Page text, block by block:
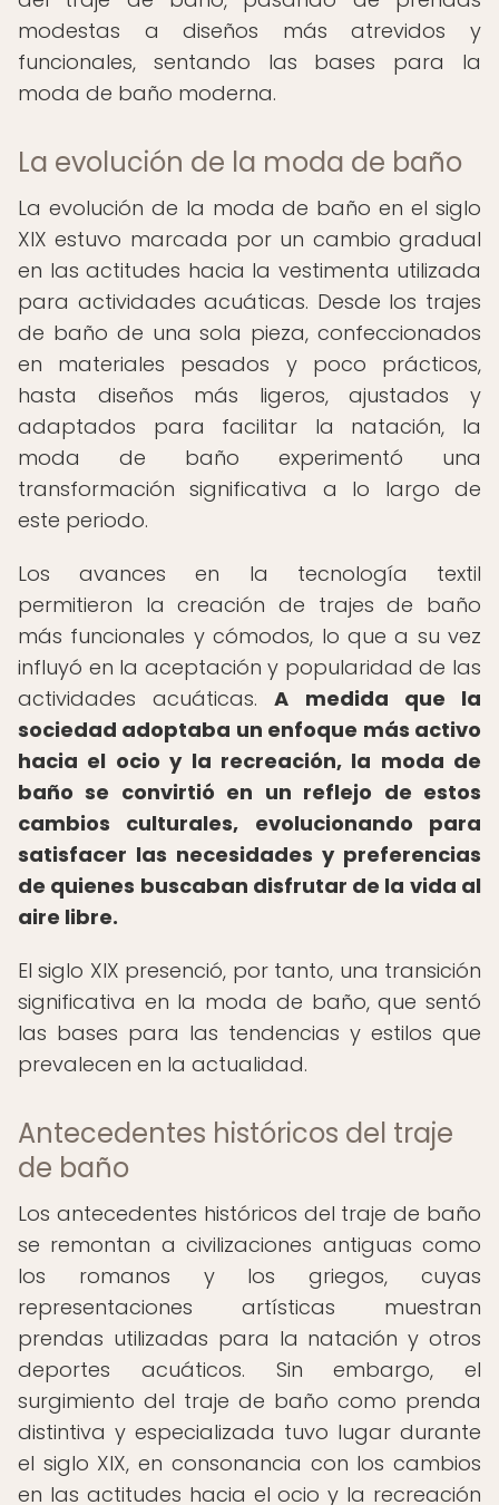
modestas a diseños más atrevidos y
funcionales, sentando las bases para la
moda de baño moderna.
La evolución de la moda de baño
La evolución de la moda de baño en el siglo
XIX estuvo marcada por un cambio gradual
en las actitudes hacia la vestimenta utilizada
para actividades acuáticas. Desde los trajes
de baño de una sola pieza, confeccionados
en materiales pesados y poco prácticos,
hasta diseños más ligeros, ajustados y
adaptados para facilitar la natación, la
moda de baño experimentó una
transformación significativa a lo largo de
este periodo.
Los avances en la tecnología textil
permitieron la creación de trajes de baño
más funcionales y cómodos, lo que a su vez
influyó en la aceptación y popularidad de las
actividades acuáticas.A medida que la
sociedad adoptaba un enfoque más activo
hacia el ocio y la recreación, la moda de
baño se convirtió en un reflejo de estos
cambios culturales, evolucionando para
satisfacer las necesidades y preferencias
de quienes buscaban disfrutar de la vida al
aire libre.
El siglo XIX presenció, por tanto, una transición
significativa en la moda de baño, que sentó
las bases para las tendencias y estilos que
prevalecen en la actualidad.
Antecedentes históricos del traje
de baño
Los antecedentes históricos del traje de baño
se remontan a civilizaciones antiguas como
los romanos y los griegos, cuyas
representaciones artísticas muestran
prendas utilizadas para la natación y otros
deportes acuáticos. Sin embargo, el
surgimiento del traje de baño como prenda
distintiva y especializada tuvo lugar durante
el siglo XIX, en consonancia con los cambios
en las actitudes hacia el ocio y la recreación